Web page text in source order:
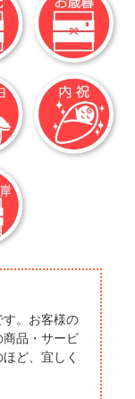
す。お客様の
品・サービ
ど、宜しく